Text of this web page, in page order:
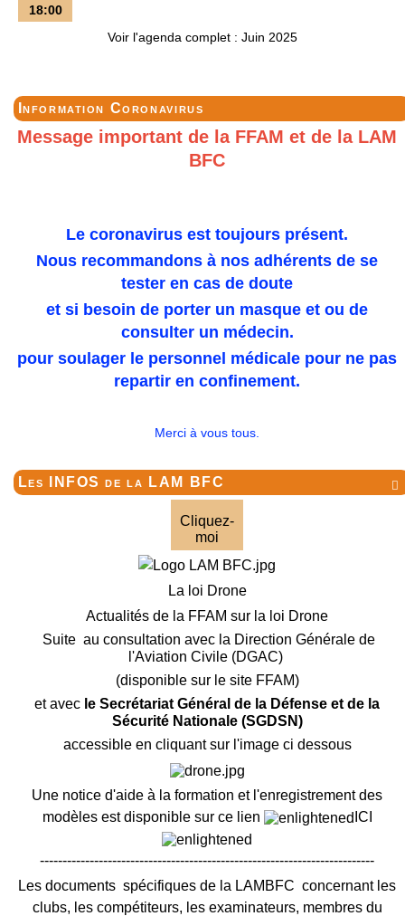
18:00
Voir l'agenda complet : Juin 2025
Information Coronavirus
Message important de la FFAM et de la LAM
BFC
Le coronavirus est toujours présent.
Nous recommandons à nos adhérents de se
tester en cas de doute
et si besoin de porter un masque et ou de
consulter un médecin.
pour soulager le personnel médicale pour ne pas
repartir en confinement.
Merci à vous tous.

Les INFOS de la LAM BFC
Cliquez-
moi
La loi Drone
Actualités de la FFAM sur la loi Drone
Suite au consultation avec la Direction Générale de
l'Aviation Civile (DGAC)
(disponible sur le site FFAM)
et avec le Secrétariat Général de la Défense et de la
Sécurité Nationale (SGDSN)
accessible en cliquant sur l'image ci dessous
Une notice d'aide à la formation et l'enregistrement des
modèles est disponible sur ce lien
ICI
--------------------------------------------------------------------------
Les documents spécifiques de la LAMBFC concernant les
clubs, les compétiteurs, les examinateurs, membres du